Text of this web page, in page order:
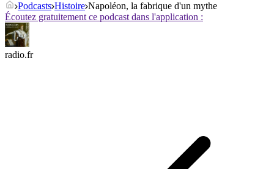
Podcasts Histoire Napoléon, la fabrique d'un mythe
Écoutez gratuitement ce podcast dans l'application :
radio.fr